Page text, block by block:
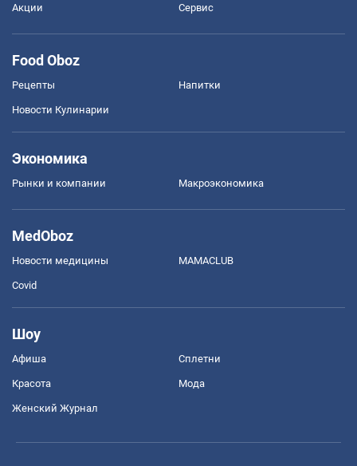
Акции Сервис
Food Oboz
Рецепты Напитки
Новости Кулинарии
Экономика
Рынки и компании Mакроэкономика
MedOboz
Новости медицины MAMACLUB
Covid
Шоу
Афиша Сплетни
Красота Мода
Женский Журнал